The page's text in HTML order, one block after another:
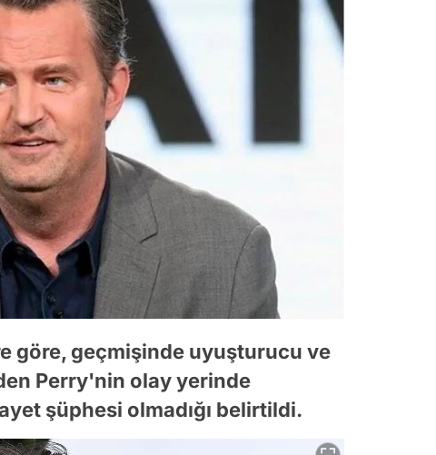
göre, geçmişinde uyuşturucu ve
Perry'nin olay yerinde
şüphesi olmadığı belirtildi.